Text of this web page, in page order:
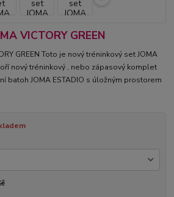
VICTORY GREEN
GREEN Toto je nový tréninkový set JOMA
nový tréninkový , nebo zápasový komplet
batoh JOMA ESTADIO s úložným prostorem